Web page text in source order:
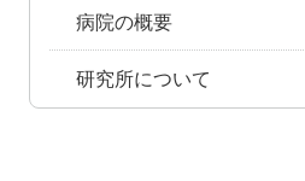
病院の概要
研究所について